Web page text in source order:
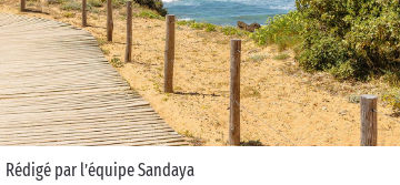
Rédigé par l’équipe Sandaya